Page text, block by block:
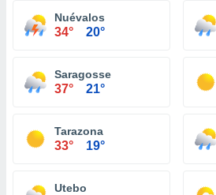
Nuévalos
34° 20°
Saragosse
37° 21°
Tarazona
33° 19°
Utebo